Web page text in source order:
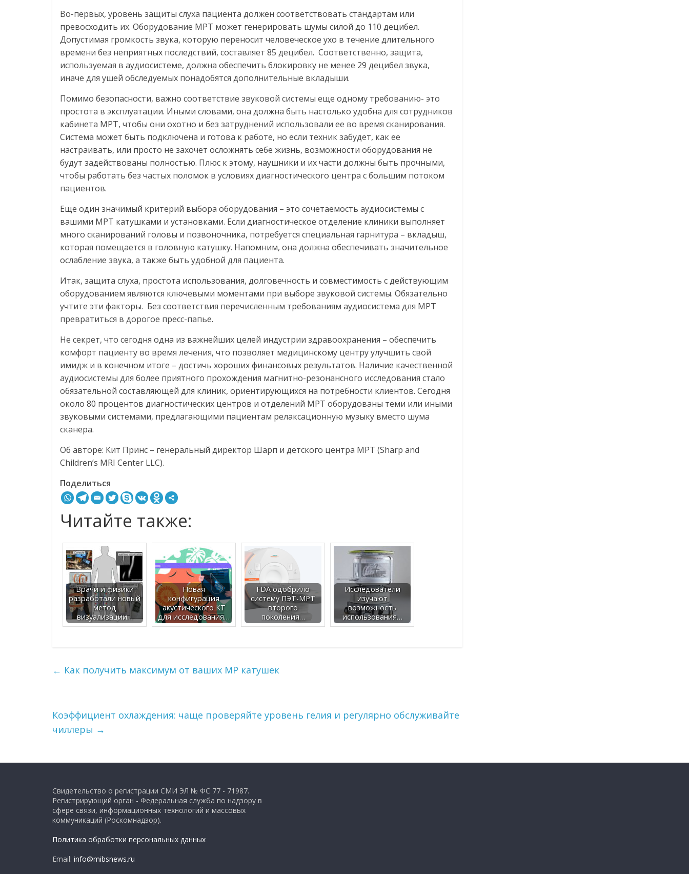
Во-первых, уровень защиты слуха пациента должен соответствовать стандартам или
превосходить их. Оборудование МРТ может генерировать шумы силой до 110 децибел.
Допустимая громкость звука, которую переносит человеческое ухо в течение длительного
времени без неприятных последствий, составляет 85 децибел. Соответственно, защита,
используемая в аудиосистеме, должна обеспечить блокировку не менее 29 децибел звука,
иначе для ушей обследуемых понадобятся дополнительные вкладыши.
Помимо безопасности, важно соответствие звуковой системы еще одному требованию- это
простота в эксплуатации. Иными словами, она должна быть настолько удобна для сотрудников
кабинета МРТ, чтобы они охотно и без затруднений использовали ее во время сканирования.
Система может быть подключена и готова к работе, но если техник забудет, как ее
настраивать, или просто не захочет осложнять себе жизнь, возможности оборудования не
будут задействованы полностью. Плюс к этому, наушники и их части должны быть прочными,
чтобы работать без частых поломок в условиях диагностического центра с большим потоком
пациентов.
Еще один значимый критерий выбора оборудования – это сочетаемость аудиосистемы с
вашими МРТ катушками и установками. Если диагностическое отделение клиники выполняет
много сканирований головы и позвоночника, потребуется специальная гарнитура – вкладыш,
которая помещается в головную катушку. Напомним, она должна обеспечивать значительное
ослабление звука, а также быть удобной для пациента.
Итак, защита слуха, простота использования, долговечность и совместимость с действующим
оборудованием являются ключевыми моментами при выборе звуковой системы. Обязательно
учтите эти факторы. Без соответствия перечисленным требованиям аудиосистема для МРТ
превратиться в дорогое пресс-папье.
Не секрет, что сегодня одна из важнейших целей индустрии здравоохранения – обеспечить
комфорт пациенту во время лечения, что позволяет медицинскому центру улучшить свой
имидж и в конечном итоге – достичь хороших финансовых результатов. Наличие качественной
аудиосистемы для более приятного прохождения магнитно-резонансного исследования стало
обязательной составляющей для клиник, ориентирующихся на потребности клиентов. Сегодня
около 80 процентов диагностических центров и отделений МРТ оборудованы теми или иными
звуковыми системами, предлагающими пациентам релаксационную музыку вместо шума
сканера.
Об авторе: Кит Принс – генеральный директор Шарп и детского центра МРТ (Sharp and
Children’s MRI Center LLC).
Поделиться
Читайте также:
Врачи и физики
разработали новый
метод
визуализации…
Новая
конфигурация
акустического КТ
для исследования…
FDA одобрило
систему ПЭТ-МРТ
второго
поколения…
Исследователи
изучают
возможность
использования…
← Как получить максимум от ваших МР катушек
Коэффициент охлаждения: чаще проверяйте уровень гелия и регулярно обслуживайте
чиллеры →
Свидетельство о регистрации СМИ ЭЛ № ФС 77 - 71987.
Регистрирующий орган - Федеральная служба по надзору в
сфере связи, информационных технологий и массовых
коммуникаций (Роскомнадзор).
Политика обработки персональных данных
Email: info@mibsnews.ru